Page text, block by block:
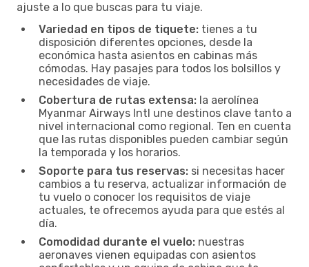
ajuste a lo que buscas para tu viaje.
Variedad en tipos de tiquete: tienes a tu
disposición diferentes opciones, desde la
económica hasta asientos en cabinas más
cómodas. Hay pasajes para todos los bolsillos y
necesidades de viaje.
Cobertura de rutas extensa: la aerolínea
Myanmar Airways Intl une destinos clave tanto a
nivel internacional como regional. Ten en cuenta
que las rutas disponibles pueden cambiar según
la temporada y los horarios.
Soporte para tus reservas: si necesitas hacer
cambios a tu reserva, actualizar información de
tu vuelo o conocer los requisitos de viaje
actuales, te ofrecemos ayuda para que estés al
día.
Comodidad durante el vuelo: nuestras
aeronaves vienen equipadas con asientos